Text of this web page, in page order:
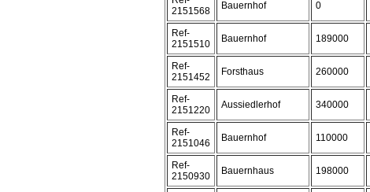
2151568
Bauernhof 0
Ref-
2151510
Bauernhof 189000
Ref-
2151452
Forsthaus 260000
Ref-
2151220
Aussiedlerhof 340000
Ref-
2151046
Bauernhof 110000
Ref-
2150930
Bauernhaus 198000